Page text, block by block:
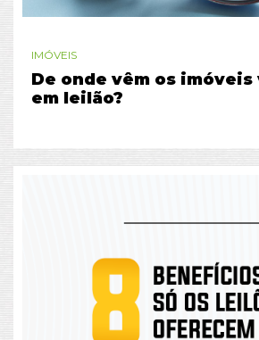
IMÓVEIS
De onde vêm os
em leilão?